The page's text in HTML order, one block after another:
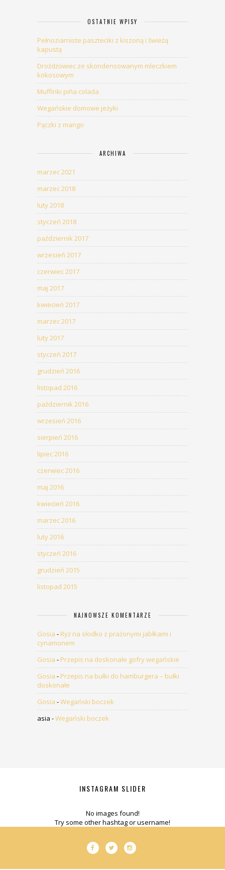
OSTATNIE WPISY
Pełnoziarniste paszteciki z kiszoną i świeżą
kapustą
Drożdżowiec ze skondensowanym mleczkiem
kokosowym
Muffinki piña colada
Wegańskie domowe jeżyki
Pączki z mango
ARCHIWA
marzec 2021
marzec 2018
luty 2018
styczeń 2018
październik 2017
wrzesień 2017
czerwiec 2017
maj 2017
kwiecień 2017
marzec 2017
luty 2017
styczeń 2017
grudzień 2016
listopad 2016
październik 2016
wrzesień 2016
sierpień 2016
lipiec 2016
czerwiec 2016
maj 2016
kwiecień 2016
marzec 2016
luty 2016
styczeń 2016
grudzień 2015
listopad 2015
NAJNOWSZE KOMENTARZE
Gosia - Ryż na słodko z prażonymi jabłkami i
cynamonem
Gosia - Przepis na doskonałe gofry wegańskie
Gosia - Przepis na bułki do hamburgera – bułki
doskonałe
Gosia -Wegański boczek
asia -Wegański boczek
INSTAGRAM SLIDER
No images found!
Try some other hashtag or username!